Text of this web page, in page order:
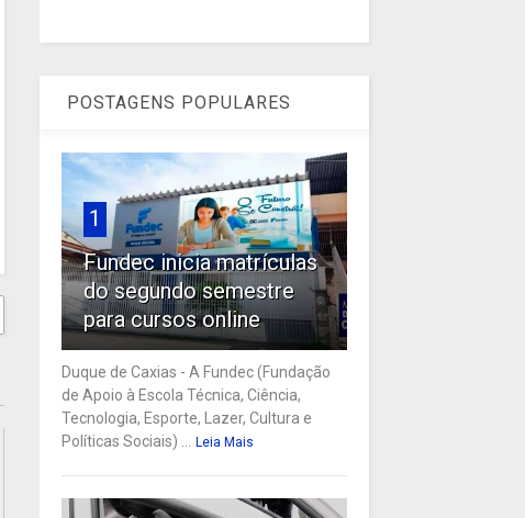
POSTAGENS POPULARES
1
Fundec inicia matrículas
do segundo semestre
para cursos online
Duque de Caxias - A Fundec (Fundação
de Apoio à Escola Técnica, Ciência,
Tecnologia, Esporte, Lazer, Cultura e
Políticas Sociais) ...
Leia Mais